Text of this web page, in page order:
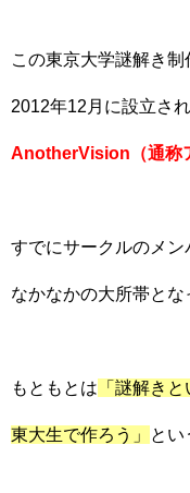
この東京大学謎解き
2012年12月に設立さ
AnotherVision（通称
すでにサークルのメ
なかなかの大所帯とな
もともとは 「謎解き
東大生で作ろう」 とい